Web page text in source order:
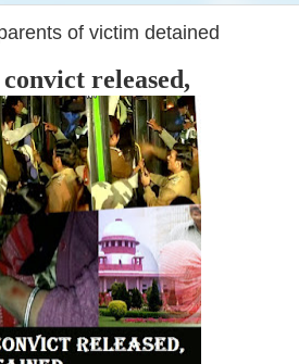
of victim detained
released,